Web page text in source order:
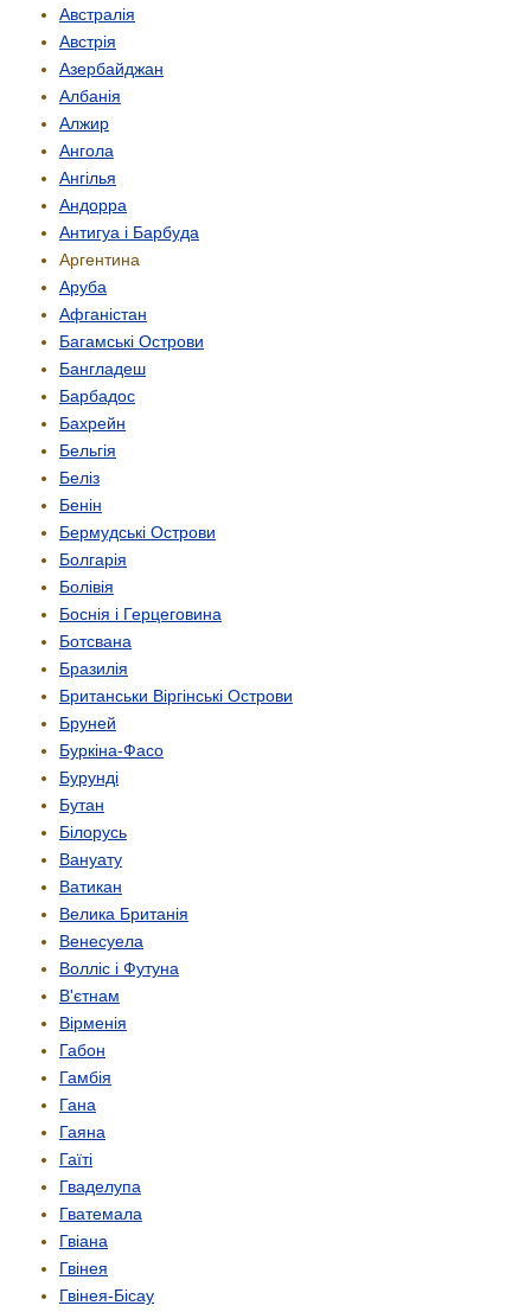
Австралія
Австрія
Азербайджан
Албанія
Алжир
Ангола
Ангілья
Андорра
Антигуа і Барбуда
Аргентина
Аруба
Афганістан
Багамські Острови
Бангладеш
Барбадос
Бахрейн
Бельгія
Беліз
Бенін
Бермудські Острови
Болгарія
Болівія
Боснія і Герцеговина
Ботсвана
Бразилія
Британськи Віргінські Острови
Бруней
Буркіна-Фасо
Бурунді
Бутан
Білорусь
Вануату
Ватикан
Велика Британія
Венесуела
Волліс і Футуна
В'єтнам
Вірменія
Габон
Гамбія
Гана
Гаяна
Гаїті
Гваделупа
Гватемала
Гвіана
Гвінея
Гвінея-Бісау